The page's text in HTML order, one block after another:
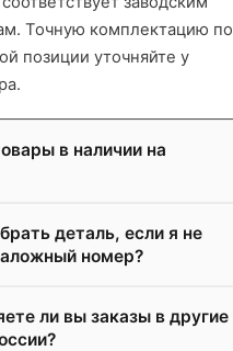
Точную комплектацию по
позиции уточняйте у
в наличии на
деталь, если я не
номер?
ли вы заказы в другие